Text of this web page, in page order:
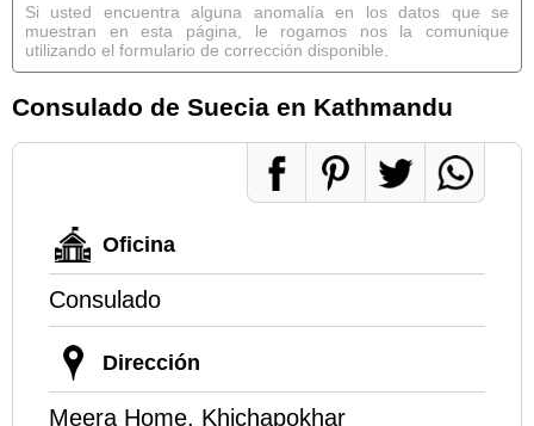
Si usted encuentra alguna anomalía en los datos que se
muestran en esta página, le rogamos nos la comunique
utilizando el formulario de corrección disponible.
Consulado de Suecia en Kathmandu
Oficina
Consulado
Dirección
Meera Home, Khichapokhar